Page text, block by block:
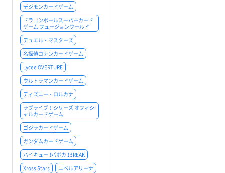
デジモンカードゲーム
ドラゴンボールスーパーカード
ゲーム フュージョンワールド
デュエル・マスターズ
名探偵コナンカードゲーム
Lycee OVERTURE
ウルトラマンカードゲーム
ディズニー・ロルカナ
ラブライブ！シリーズ オフィシ
ャルカードゲーム
ゴジラカードゲーム
ガンダムカードゲーム
ハイキュー!!バボカ!!BREAK
Xross Stars
ニベルアリーナ